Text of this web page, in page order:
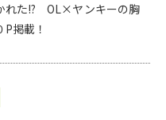
れた!? OL×ヤンキーの胸
掲載！